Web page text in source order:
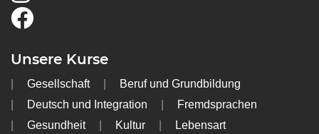
Unsere Kurse
Gesellschaft
Beruf und Grundbildung
Deutsch und Integration
Fremdsprachen
Gesundheit
Kultur
Lebensart